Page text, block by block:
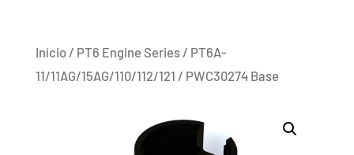
Início/ PT6 Engine Series/ PT6A-
11/11AG/15AG/110/112/121 / PWC30274 Base